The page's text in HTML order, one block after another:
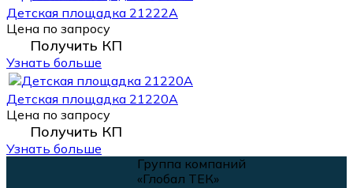
Детская площадка 21222А
Цена по запросу
Получить КП
Узнать больше
Детская площадка 21220А
Цена по запросу
Получить КП
Узнать больше
Группа компаний
«Глобал ТЕК»